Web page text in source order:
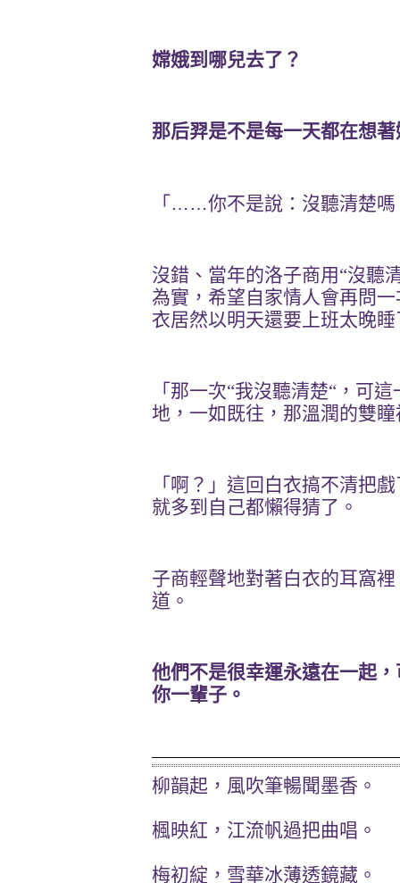
嫦娥到哪兒去了？
那后羿是不是每一天都在想
「 ……你不是說：沒聽清楚嗎
沒錯、當年的洛子商用“沒聽
為實，希望自家情人會再問
衣居然以明天還要上班太晚
「那一次“我沒聽清楚“，可
地，一如既往，那溫潤的雙
「啊？」這回白衣搞不清把
就多到自己都懶得猜了。
子商輕聲地對著白衣的耳窩
道。
他們不是很幸運永遠在一起
你一輩子。
柳韻起，風吹筆暢聞墨香。
楓映紅，江流帆過把曲唱。
梅初綻，雪華冰薄透鏡藏。